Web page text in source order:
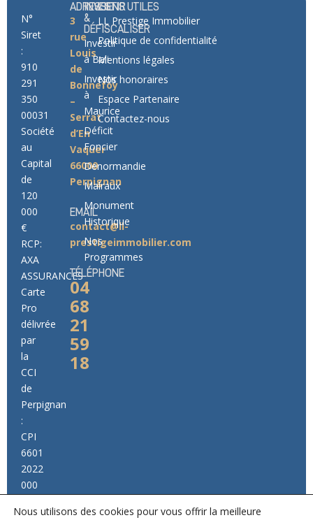
N°
Siret
:
910
291
350
00031
Société
au
Capital
de
120
000
€
RCP:
AXA
ASSURANCES
Carte
Pro
délivrée
par
la
CCI
de
Perpignan
:
CPI
6601
2022
000
014
ADRESSE
3
rue
Louis
de
Bonnefoy
–
Serrat
d’En
Vaquer
66000
Perpignan
EMAIL
contact@ll-
prestigeimmobilier.com
TÉLÉPHONE
04
68
21
59
18
INVESTIR
&
DÉFISCALISER
Investir
à Bali
Investir
à
Maurice
Déficit
Foncier
Denormandie
Malraux
Monument
Historique
Nos
Programmes
LIENS UTILES
LL Prestige Immobilier
Politique de confidentialité
Mentions légales
Nos honoraires
Espace Partenaire
Contactez-nous
Nous utilisons des cookies pour vous offrir la meilleure